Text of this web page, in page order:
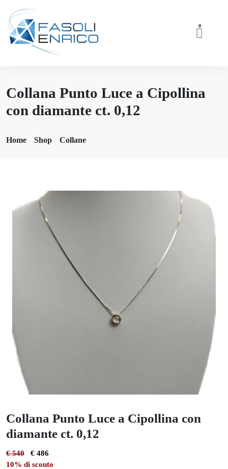
0
Collana Punto Luce a Cipollina
con diamante ct. 0,12
Home Shop Collane
Collana Punto Luce a Cipollina con
diamante ct. 0,12
€ 540
€ 486
10% di sconto